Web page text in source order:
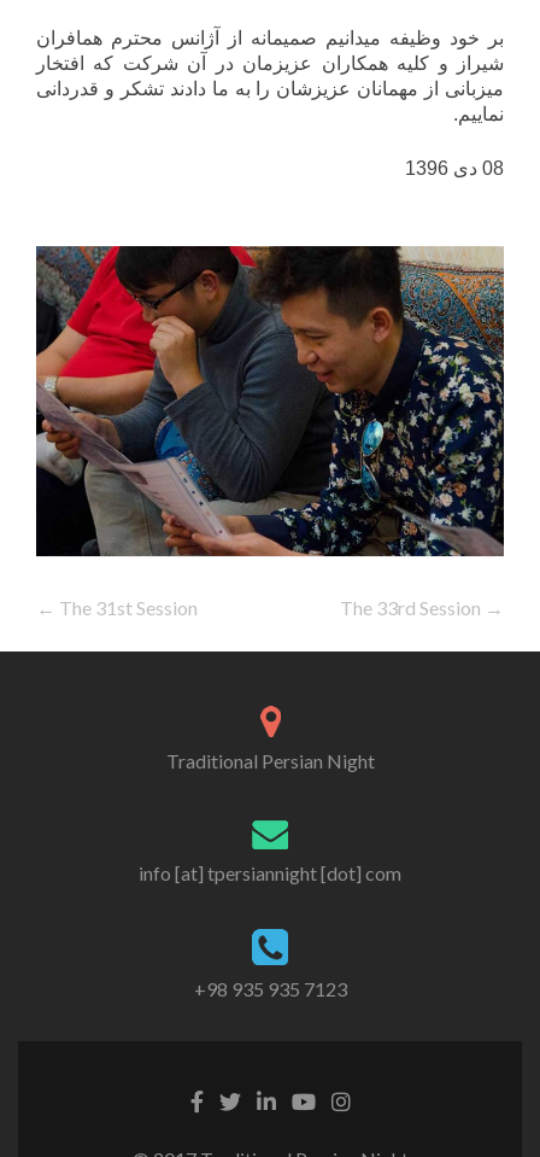
بر خود وظیفه میدانیم صمیمانه از آژانس محترم همافران
شیراز و کلیه همکاران عزیزمان در آن شرکت که افتخار
میزبانی از مهمانان عزیزشان را به ما دادند تشکر و قدردانی
نماییم.
08 دی 1396
Post
navigation
← The 31st Session The 33rd Session →
Traditional Persian Night
info [at] tpersiannight [dot] com
+98 935 935 7123